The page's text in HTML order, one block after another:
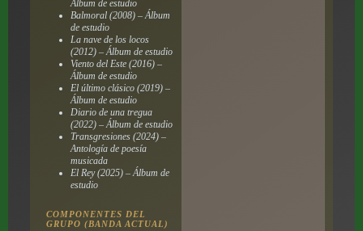
Álbum de estudio
Balmoral (2008) – Álbum
de estudio
La nave de los locos
(2012) – Álbum de estudio
Viento del Este (2016) –
Álbum de estudio
El último clásico (2019) –
Álbum de estudio
Diario de una tregua
(2022) – Álbum de estudio
Transgresiones (2024) –
Antología de poesía
musicada
El Rey (2025) – Álbum de
estudio
COMPONENTES DEL
GRUPO (BANDA ACTUAL)